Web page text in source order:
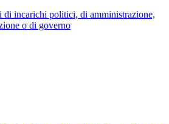
di incarichi politici, di amministrazione,
o di governo